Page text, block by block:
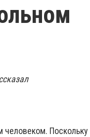
человеком. Поскольку